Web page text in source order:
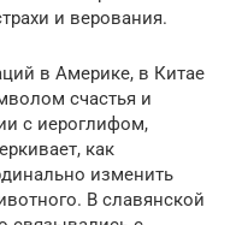
и верования.
в Америке, в Китае
счастья и
с иероглифом,
как
изменить
В славянской